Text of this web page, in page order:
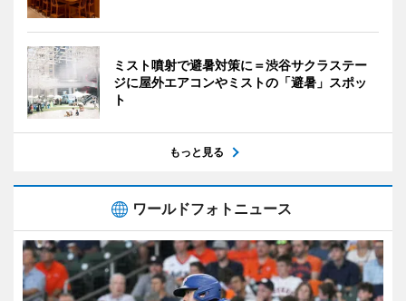
ミスト噴射で避暑対策に＝渋谷サクラステー
ジに屋外エアコンやミストの「避暑」スポッ
ト
もっと見る
ワールドフォトニュース